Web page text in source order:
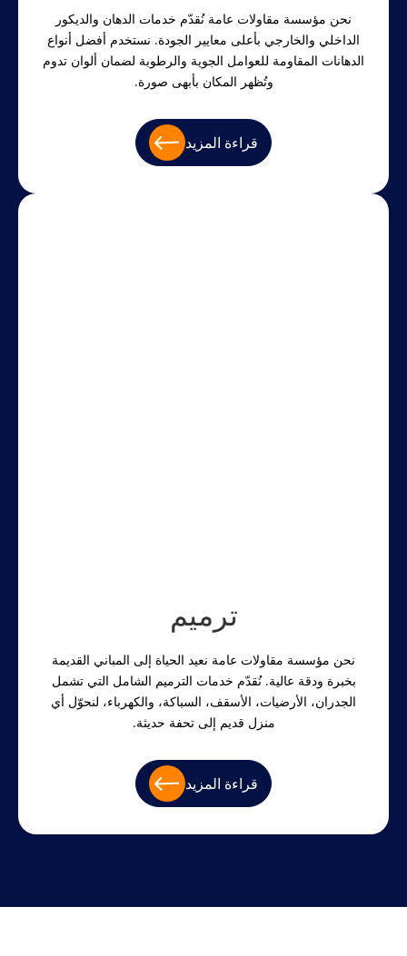
نحن مؤسسة مقاولات عامة نُقدّم خدمات الدهان والديكور
الداخلي والخارجي بأعلى معايير الجودة. نستخدم أفضل أنواع
الدهانات المقاومة للعوامل الجوية والرطوبة لضمان ألوان تدوم
وتُظهر المكان بأبهى صورة.
قراءة المزيد
ترميم
نحن مؤسسة مقاولات عامة نعيد الحياة إلى المباني القديمة
بخبرة ودقة عالية. نُقدّم خدمات الترميم الشامل التي تشمل
الجدران، الأرضيات، الأسقف، السباكة، والكهرباء، لنحوّل أي
منزل قديم إلى تحفة حديثة.
قراءة المزيد